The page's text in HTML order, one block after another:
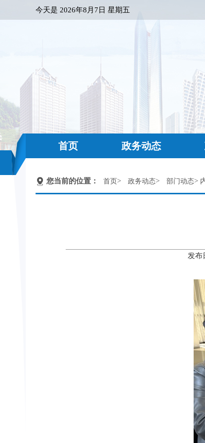
今天是 2026年8月7日 星期五
首页 政务动态
您当前的位置： 首页> 政务动态> 部门动态>
发布